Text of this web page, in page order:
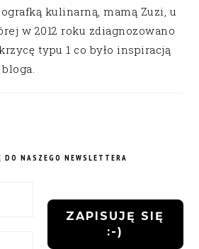
kulinarną, mamą Zuzi, u
w 2012 roku zdiagnozowano
typu 1 co było inspiracją
NASZEGO NEWSLETTERA